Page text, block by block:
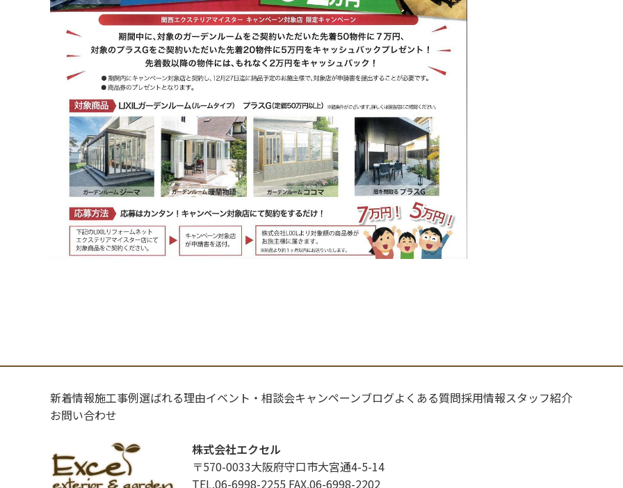
新着情報施工事例選ばれる理由イベント・相談会キャンペーンブログよくある質問採用情報スタッフ紹介
お問い合わせ
株式会社エクセル
〒570-0033大阪府守口市大宮通4-5-14
TEL.06-6998-2255 FAX.06-6998-2202